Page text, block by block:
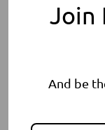
Kein
Join
And be